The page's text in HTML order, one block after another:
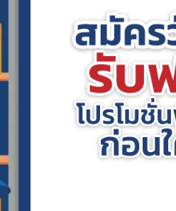
ยๆ ใน 4 ขั้นตอน
อนดังนี้
Seller
ย ก็พร้อมลงสินค้าขายได้ทันที